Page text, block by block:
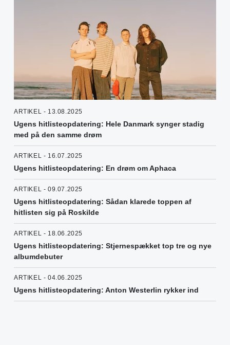
ARTIKEL - 13.08.2025
Ugens hitlisteopdatering: Hele Danmark synger stadig
med på den samme drøm
ARTIKEL - 16.07.2025
Ugens hitlisteopdatering: En drøm om Aphaca
ARTIKEL - 09.07.2025
Ugens hitlisteopdatering: Sådan klarede toppen af
hitlisten sig på Roskilde
ARTIKEL - 18.06.2025
Ugens hitlisteopdatering: Stjernespækket top tre og nye
albumdebuter
ARTIKEL - 04.06.2025
Ugens hitlisteopdatering: Anton Westerlin rykker ind